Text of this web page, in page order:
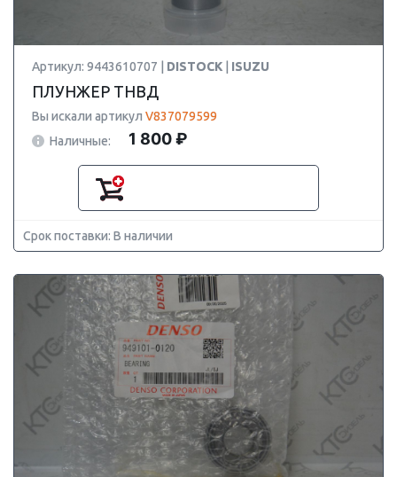
Артикул: 9443610707 | DISTOCK ISUZU
ПЛУНЖЕР ТНВД
Вы искали артикул V837079599
Наличные:
1 800 ₽
Срок поставки: В наличии